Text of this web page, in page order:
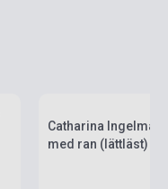
Catharina
med ran (lättläst)